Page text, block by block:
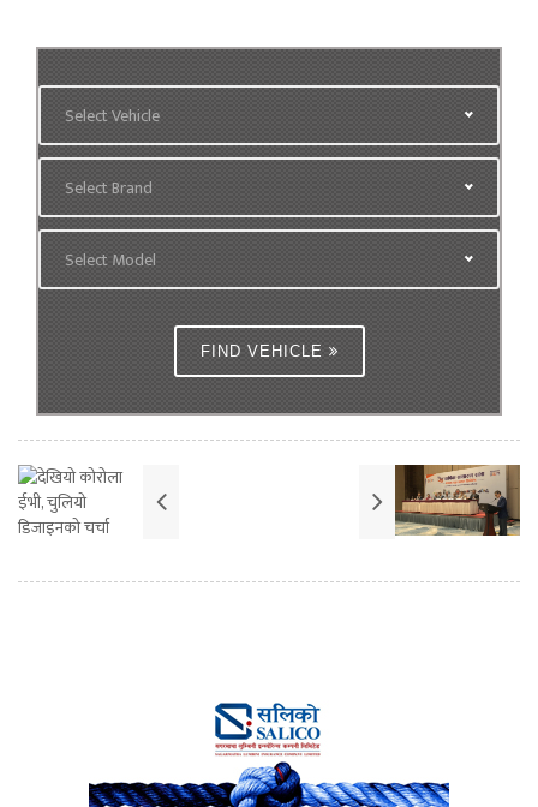
Select Vehicle
Select Brand
Select Model
FIND VEHICLE